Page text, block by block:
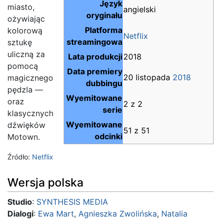
Język
oryginału
angielski
Platforma
streamingowa
Netflix
Lata produkcji2018
Data premiery
dubbingu
20 listopada 2018
Wyemitowane
serie
2 z 2
Wyemitowane
odcinki
51 z 51
miasto,
ożywiając
kolorową
sztukę
uliczną za
pomocą
magicznego
pędzla —
oraz
klasycznych
dźwięków
Motown.
Źródło: Netflix
Wersja polska
Studio: SYNTHESIS MEDIA
Dialogi: Ewa Mart, Agnieszka Zwolińska, Natalia